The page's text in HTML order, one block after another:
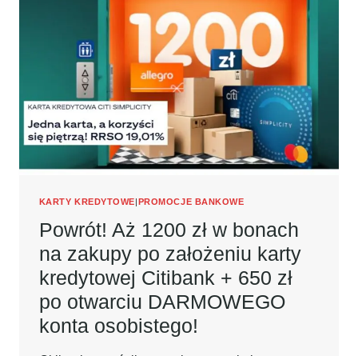
PO
ZAŁOŻENIU
KARTY
KREDYTOWEJ
CITIBANK
+
650
PO
OTWARCIU
DARMOWEGO
OSOBISTEGO!
KARTY KREDYTOWE|PROMOCJE BANKOWE
Powrót! Aż 1200 zł w bonach
na zakupy po założeniu karty
kredytowej Citibank + 650 zł
po otwarciu DARMOWEGO
konta osobistego!